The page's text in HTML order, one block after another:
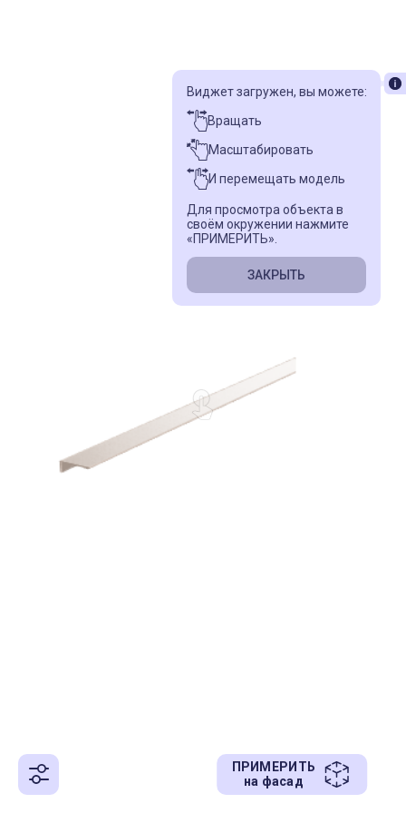
ПРИМЕРИТЬ
на фасад
Виджет загружен, вы можете:
Вращать
Масштабировать
И перемещать модель
Для просмотра объекта в
своём окружении нажмите
«ПРИМЕРИТЬ».
ЗАКРЫТЬ